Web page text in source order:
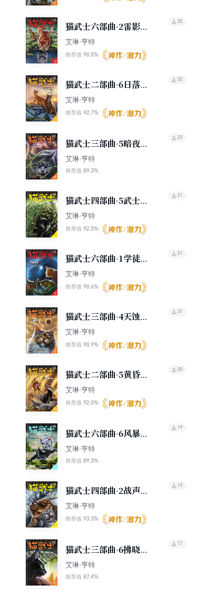
猫武士六部曲·2雷影交
加
艾琳·亨特
推荐值 90.0%
25
猫武士二部曲·6日落和
平
艾琳·亨特
推荐值 92.7%
25
猫武士三部曲·5暗夜长
影
艾琳·亨特
推荐值 89.3%
23
猫武士四部曲·5武士归
来
艾琳·亨特
推荐值 92.0%
21
猫武士六部曲·1学徒探
索
艾琳·亨特
推荐值 90.6%
21
猫武士三部曲·4天蚀遮
月
艾琳·亨特
推荐值 90.9%
21
猫武士二部曲·5黄昏战
争
艾琳·亨特
推荐值 92.0%
20
猫武士六部曲·6风暴来
袭
艾琳·亨特
推荐值 89.3%
19
猫武士四部曲·2战声渐
近
艾琳·亨特
推荐值 93.3%
19
猫武士三部曲·6拂晓之
光
艾琳·亨特
推荐值 87.4%
17